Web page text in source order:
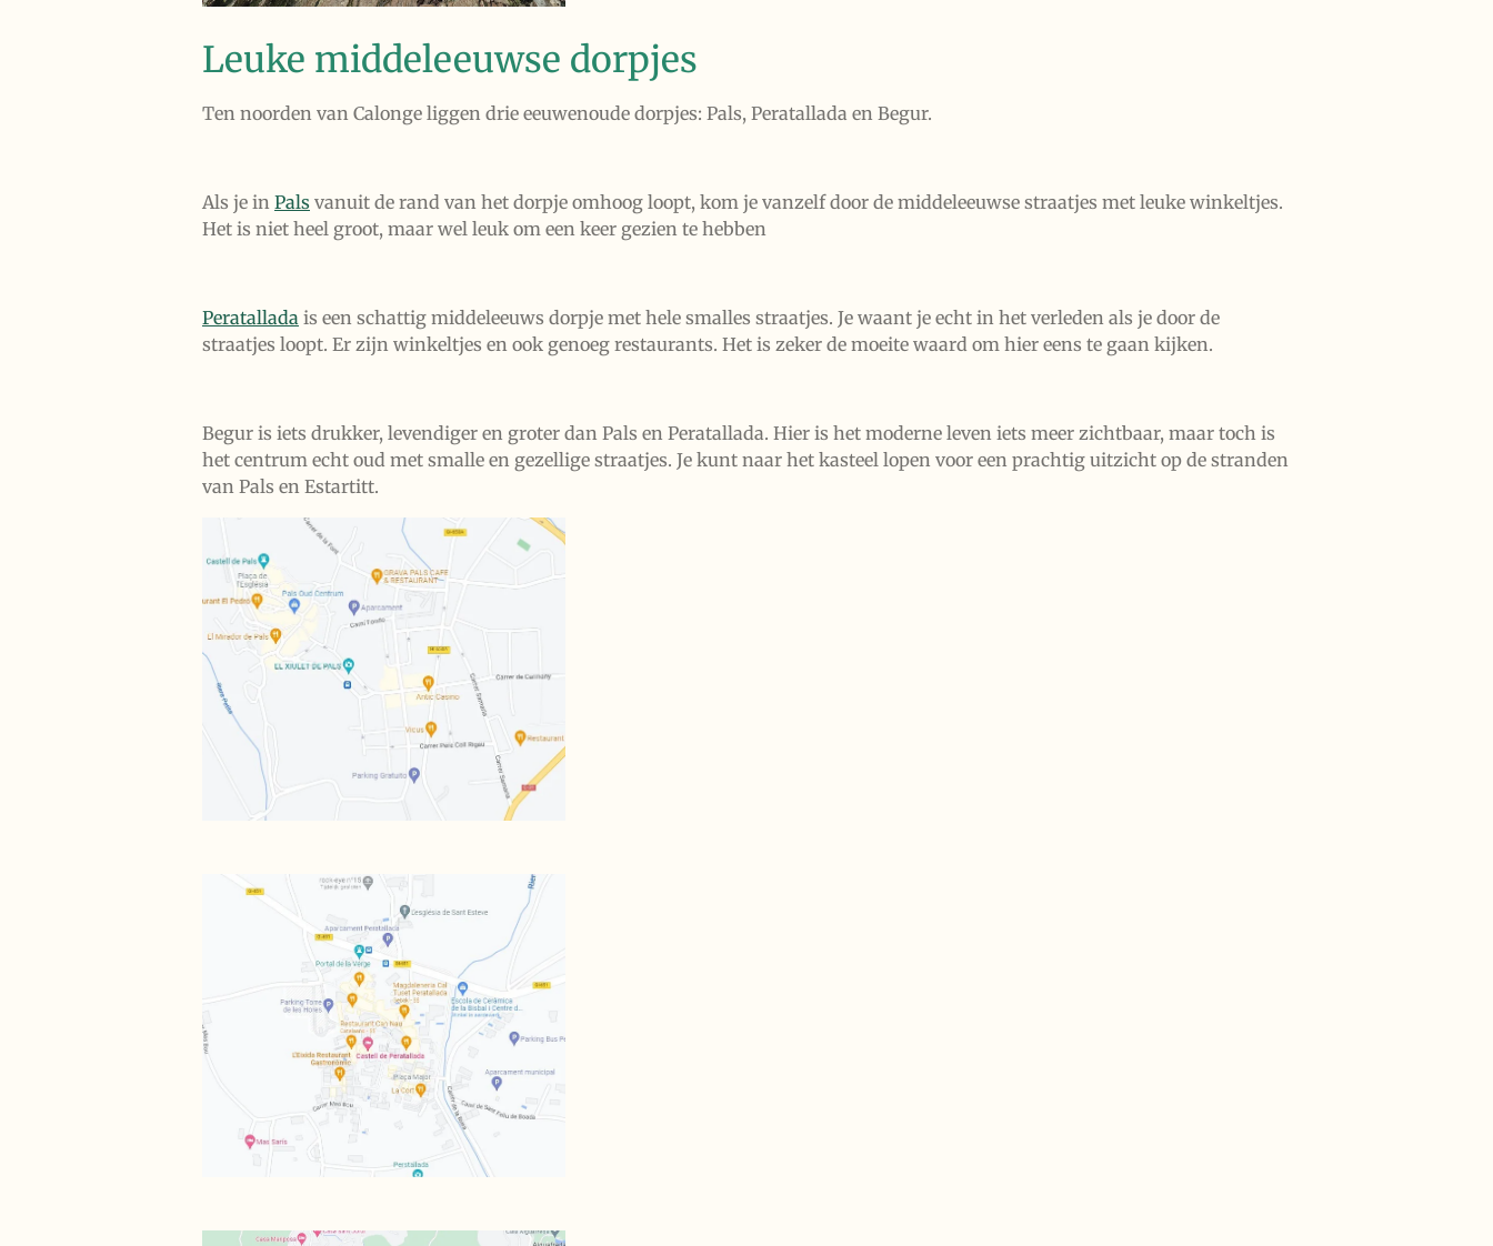
Leuke middeleeuwse dorpjes
Ten noorden van Calonge liggen drie eeuwenoude dorpjes: Pals, Peratallada en Begur.
Als je in Pals vanuit de rand van het dorpje omhoog loopt, kom je vanzelf door de middeleeuwse straatjes met leuke winkeltjes.
Het is niet heel groot, maar wel leuk om een keer gezien te hebben
Peratallada is een schattig middeleeuws dorpje met hele smalles straatjes. Je waant je echt in het verleden als je door de
straatjes loopt. Er zijn winkeltjes en ook genoeg restaurants. Het is zeker de moeite waard om hier eens te gaan kijken.
Begur is iets drukker, levendiger en groter dan Pals en Peratallada. Hier is het moderne leven iets meer zichtbaar, maar toch is
het centrum echt oud met smalle en gezellige straatjes. Je kunt naar het kasteel lopen voor een prachtig uitzicht op de stranden
van Pals en Estartitt.